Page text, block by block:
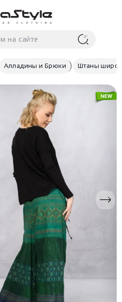
товаров
пуста..
Алладины и Брюки Штаны